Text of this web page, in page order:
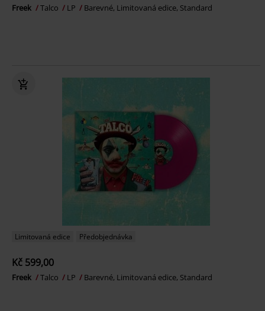
Freek Talco LP Barevné, Limitovaná edice, Standard
Limitovaná edice Předobjednávka
Kč 599,00
Freek Talco LP Barevné, Limitovaná edice, Standard